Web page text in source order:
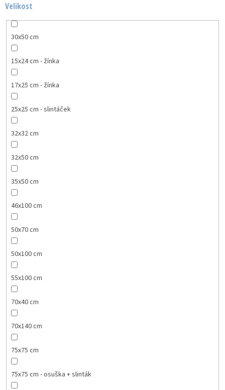
Velikost
30x50 cm
15x24 cm - žínka
17x25 cm - žínka
25x25 cm - slintáček
32x32 cm
32x50 cm
35x50 cm
46x100 cm
50x70 cm
50x100 cm
55x100 cm
70x40 cm
70x140 cm
75x75 cm
75x75 cm - osuška + slinták